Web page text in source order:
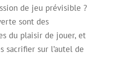
de jeu prévisible ?
sont des
du plaisir de jouer, et
sacrifier sur l’autel de